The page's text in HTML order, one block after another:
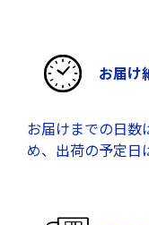
お届け
お届けまでの日数
め、出荷の予定日